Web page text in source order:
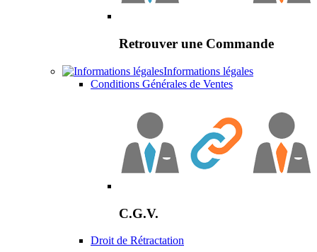
Retrouver une Commande
Informations légales
Conditions Générales de Ventes
C.G.V.
Droit de Rétractation